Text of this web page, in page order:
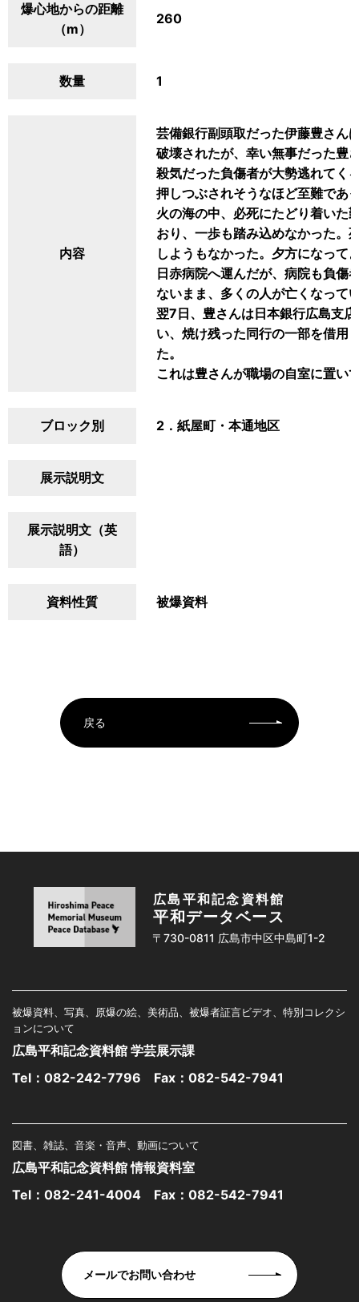
爆心地からの距離
（m）
260
数量 1
内容
芸備銀行副頭取だった伊藤豊さん
破壊されたが、幸い無事だった豊
殺気だった負傷者が大勢逃れてく
押しつぶされそうなほど至難であ
火の海の中、必死にたどり着いた
おり、一歩も踏み込めなかった。
しようもなかった。夕方になって
日赤病院へ運んだが、病院も負傷
ないまま、多くの人が亡くなって
翌7日、豊さんは日本銀行広島支
い、焼け残った同行の一部を借用
た。
これは豊さんが職場の自室に置い
ブロック別 2．紙屋町・本通地区
展示説明文
展示説明文（英
語）
資料性質 被爆資料
戻る
広島平和記念資料館
平和データベース
〒730-0811 広島市中区中島町1-2
被爆資料、写真、原爆の絵、美術品、被爆者証言ビデオ、特別コレクシ
ョンについて
広島平和記念資料館 学芸展示課
Tel： 082-242-7796 Fax：082-542-7941
図書、雑誌、音楽・音声、動画について
広島平和記念資料館 情報資料室
Tel： 082-241-4004 Fax：082-542-7941
メールでお問い合わせ